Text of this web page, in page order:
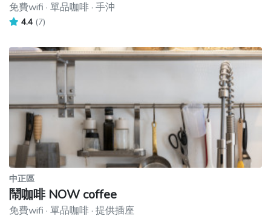
免費wifi · 單品咖啡 · 手沖
4.4 (7)
中正區
鬧咖啡 NOW coffee
免費wifi · 單品咖啡 · 提供插座